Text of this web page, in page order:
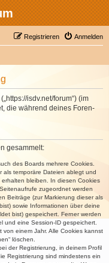
Anmelden
Registrieren
isdv.net/forum“) (im
die während deines Foren-
gesammelt:
des Boards mehrere Cookies.
als temporäre Dateien ablegt und
bleiben. In diesen Cookies
zugeordnet werden
Beiträge (zur Markierung dieser als
sowie Informationen über deine
bist) gespeichert. Ferner werden
und eine Session-ID gespeichert.
einem Jahr. Alle Cookies kannst
löschen.
der Registrierung, in deinem Profil
Registrierung sind mindestens ein